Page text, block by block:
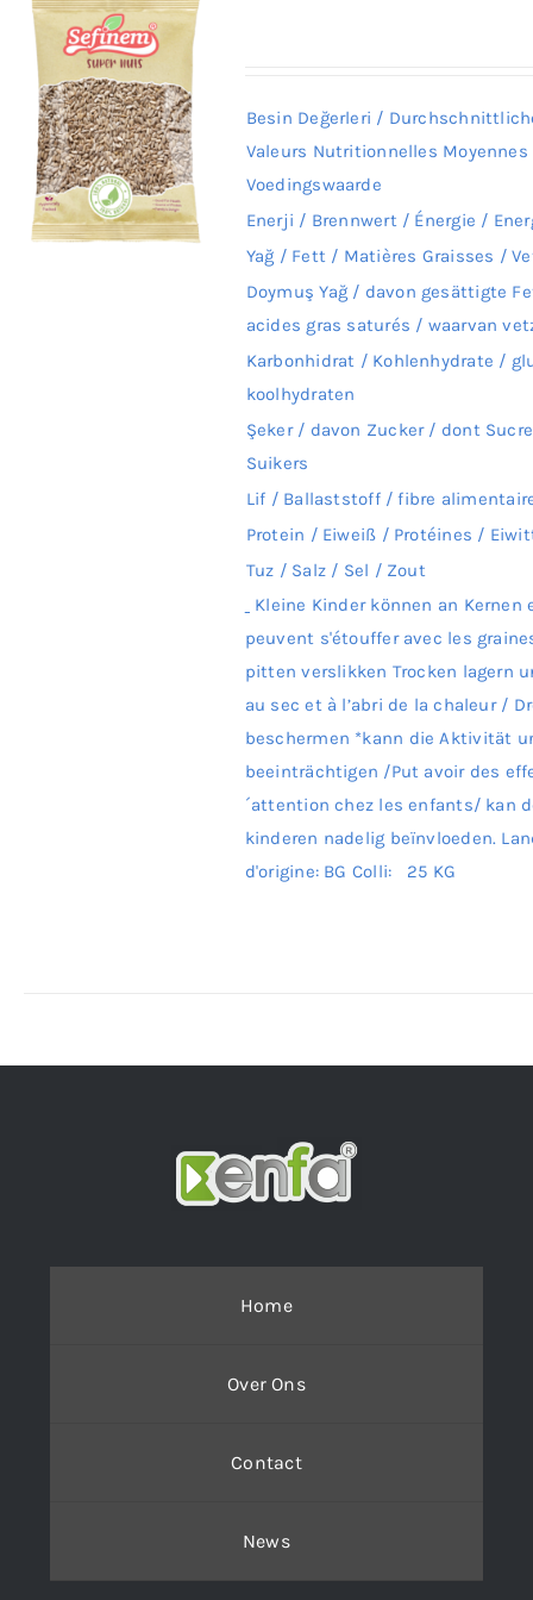
Besin Değerleri /
Valeurs Nutritionnelles
Voedingswaarde
Enerji / Brennwert / Énergie /
Yağ / Fett / Matières Graisses /
Doymuş Yağ / davon gesättigte
acides gras saturés / waarvan
Karbonhidrat / Kohlenhydrate /
koolhydraten
Şeker / davon Zucker / dont
Suikers
Lif / Ballaststoff / fibre
Protein / Eiweiß / Protéines /
Tuz / Salz / Sel / Zout
Kleine Kinder können an
peuvent s'étouffer avec les
pitten verslikken Trocken lagern
au sec et à l’abri de la chaleur /
beschermen *kann die Aktivität
beeinträchtigen /Put avoir des
´attention chez les enfants/ kan
kinderen nadelig beïnvloeden.
d'origine: BG Colli: 25 KG
Home
Over Ons
Contact
News